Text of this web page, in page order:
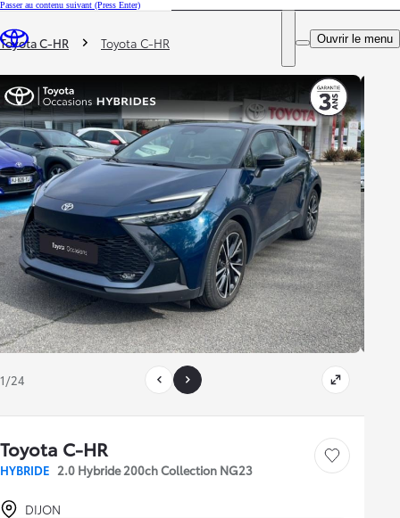
Passer au contenu suivant (Press Enter)
Trouvez un partenaire Toyota
DEALER NAME
Ouvrir le menu
Vous êtes ici
Toyota C-HR Toyota C-HR
1/24
Toyota C-HR
HYBRIDE 2.0 Hybride 200ch Collection NG23
Sauvegarder le
DIJON